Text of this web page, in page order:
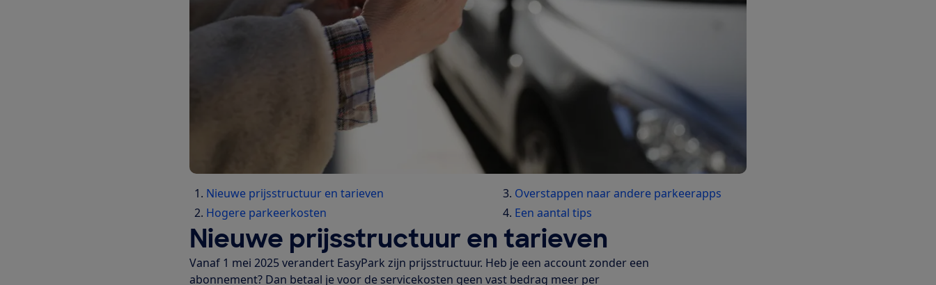
Nieuwe prijsstructuur en tarieven
Hogere parkeerkosten
Overstappen naar andere parkeerapps
Een aantal tips
Nieuwe prijsstructuur en tarieven
Vanaf 1 mei 2025 verandert EasyPark zijn prijsstructuur. Heb je een account zonder een
abonnement? Dan betaal je voor de servicekosten geen vast bedrag meer per